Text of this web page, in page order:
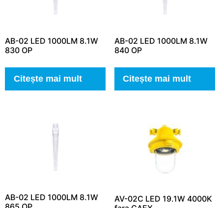
AB-02 LED 1000LM 8.1W
830 OP
Citește mai mult
AB-02 LED 1000LM 8.1W
840 OP
Citește mai mult
AB-02 LED 1000LM 8.1W
AV-02C LED 19.1W 4000K